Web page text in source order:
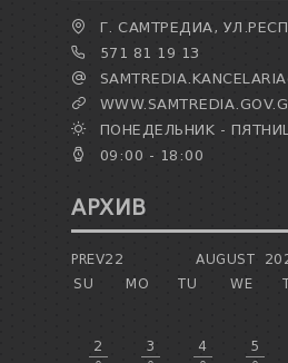
Г. САМТРЕДИА,
571 81 19 13
ПОНЕДЕЛЬНИК -
09:00 - 18:00
АРХИВ
PREV22 AUGUST
SU
MO TU WE
2 3 4 5